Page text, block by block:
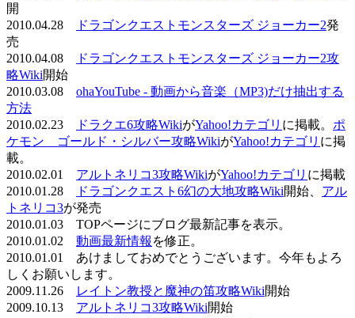
開
2010.04.28
ドラゴンクエストモンスターズ ジョーカー2発
売
2010.04.08
ドラゴンクエストモンスターズ ジョーカー2攻
略Wiki開始
2010.03.08 ohaYouTube - 動画から音楽（MP3)だけ抽出する
方法
2010.02.23
ドラクエ6攻略WikiがYahoo!カテゴリ に掲載。 ポ
ケモン ゴールド・シルバー攻略WikiがYahoo!カテゴリ に掲
載。
2010.02.01 アルトネリコ3攻略WikiがYahoo!カテゴリ に掲載
2010.01.28
ドラゴンクエスト6幻の大地攻略Wiki開始、 アル
トネリコ3が発売
2010.01.03 TOPページにブログ最新記事を表示。
2010.01.02 動画最新情報 を修正。
2010.01.01 あけましておめでとうございます。今年もよろ
しくお願いします。
2009.11.26
レイトン教授と魔神の笛攻略Wiki開始
2009.10.13 アルトネリコ3攻略Wiki開始